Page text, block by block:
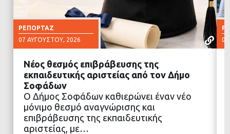
ΡΕΠΟΡΤΆΖ
07 ΑΥΓΟΎΣΤΟΥ, 2026
ΔΙΑΒΑΣΤΕ ΠΕΡΙΣΣΟΤΕΡΑ
Νέος θεσμός επιβράβευσης της
εκπαιδευτικής αριστείας από τον Δήμο
Σοφάδων
Ο Δήμος Σοφάδων καθιερώνει έναν νέο
μόνιμο θεσμό αναγνώρισης και
επιβράβευσης της εκπαιδευτικής
αριστείας, με…